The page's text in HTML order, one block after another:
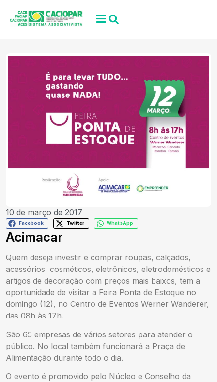
10 de março de 2017
Facebook Twitter WhatsApp
Acimacar
Quem deseja investir e comprar roupas, calçados,
acessórios, cosméticos, eletrônicos, eletrodomésticos e
artigos de decoração com preços mais baixos, tem a
oportunidade de visitar a Feira Ponta de Estoque no
domingo (12), no Centro de Eventos Werner Wanderer,
das 08h às 17h.
São 65 empresas de vários setores para atender o
público. No local também funcionará a Praça de
Alimentação durante todo o dia.
O evento é promovido pelo Núcleo e Conselho da